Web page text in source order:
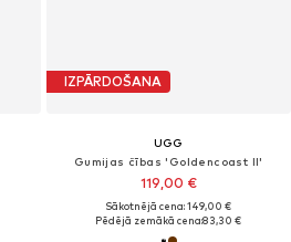
IZPĀRDOŠANA
UGG
Gumijas čības 'Goldencoast II'
119,00 €
Sākotnējā cena: 149,00 €
Pēdējā zemākā cena:83,30 €